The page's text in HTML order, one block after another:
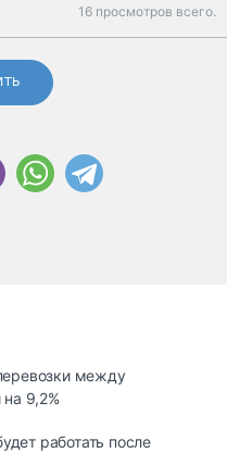
16 просмотров всего.
между
9,2%
работать после